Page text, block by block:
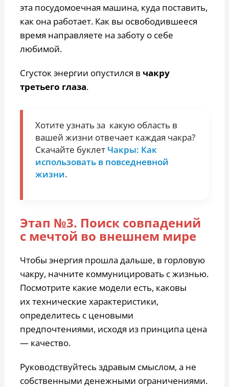
эта посудомоечная машина, куда поставить,
как она работает. Как вы освободившееся
время направляете на заботу о себе
любимой.
Сгусток энергии опустился в чакру
третьего глаза.
Хотите узнать за какую область в
вашей жизни отвечает каждая чакра?
Скачайте буклет Чакры: Как
использовать в повседневной
жизни.
Этап №3. Поиск совпадений
с мечтой во внешнем мире
Чтобы энергия прошла дальше, в горловую
чакру, начните коммуницировать с жизнью.
Посмотрите какие модели есть, каковы
их технические характеристики,
определитесь с ценовыми
предпочтениями, исходя из принципа цена
— качество.
Руководствуйтесь здравым смыслом, а не
собственными денежными ограничениями.